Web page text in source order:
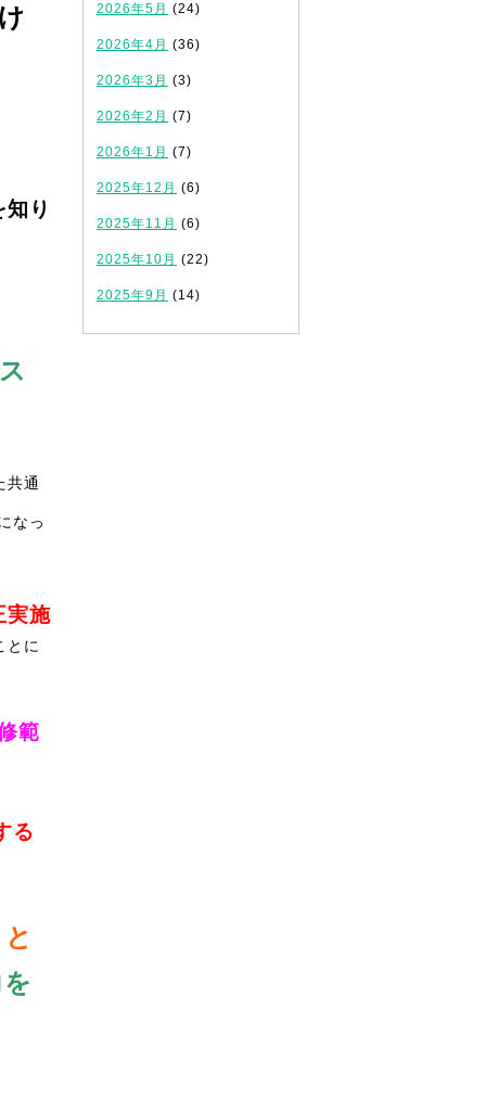
り
共通
なっ
実施
とに
範
る
2026年5月 (24)
2026年4月 (36)
2026年3月 (3)
2026年2月 (7)
2026年1月 (7)
2025年12月 (6)
2025年11月 (6)
2025年10月 (22)
2025年9月 (14)